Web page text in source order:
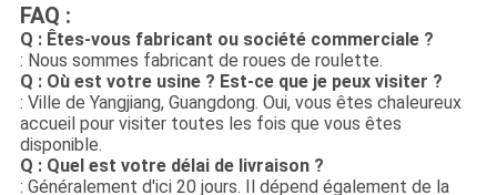
FAQ :
Q : Êtes-vous fabricant ou société commerciale ?
: Nous sommes fabricant de roues de roulette.
Q : Où est votre usine ? Est-ce que je peux visiter ?
: Ville de Yangjiang, Guangdong. Oui, vous êtes chaleureux
accueil pour visiter toutes les fois que vous êtes
disponible.
Q : Quel est votre délai de livraison ?
: Généralement d'ici 20 jours. Il dépend également de la